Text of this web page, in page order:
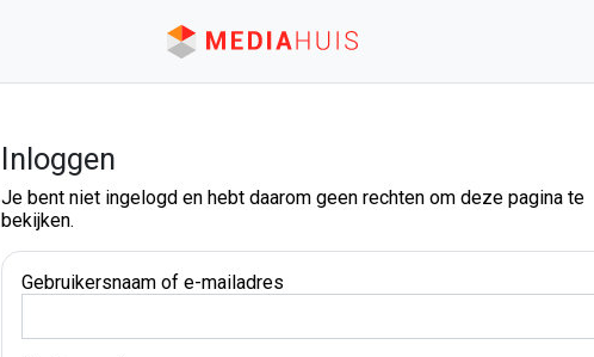
Inloggen
Je bent niet ingelogd en hebt daarom geen rechten om deze pagina te
bekijken.
Gebruikersnaam of e-mailadres